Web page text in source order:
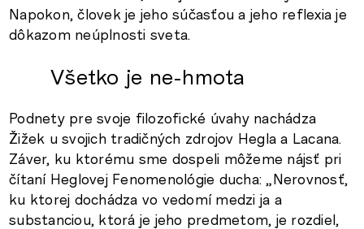
Napokon, človek je jeho súčasťou a jeho reflexia je
dôkazom neúplnosti sveta.
Všetko je ne-hmota
Podnety pre svoje filozofické úvahy nachádza
Žižek u svojich tradičných zdrojov Hegla a Lacana.
Záver, ku ktorému sme dospeli môžeme nájsť pri
čítaní Heglovej Fenomenológie ducha: „Nerovnosť,
ku ktorej dochádza vo vedomí medzi ja a
substanciou, ktorá je jeho predmetom, je rozdiel,